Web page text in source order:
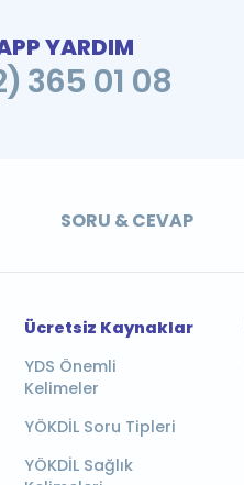
YARDIM
365 01 08
SORU & CEVAP
Ücretsiz Kaynaklar
YDS Önemli
Kelimeler
YÖKDİL Soru Tipleri
YÖKDİL Sağlık